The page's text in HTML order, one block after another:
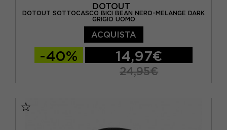
DOTOUT
DOTOUT SOTTOCASCO BICI BEAN NERO-MELANGE DARK
GRIGIO UOMO
ACQUISTA
-40% 14,97€
24,95€